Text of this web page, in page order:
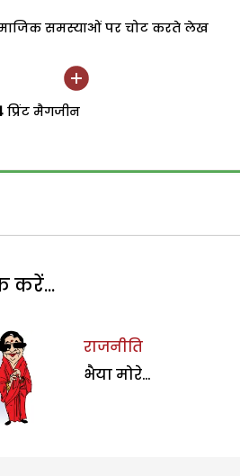
समस्याओं पर चोट करते लेख
प्रिंट मैगजीन
करें...
राजनीति
भैया मोरे…